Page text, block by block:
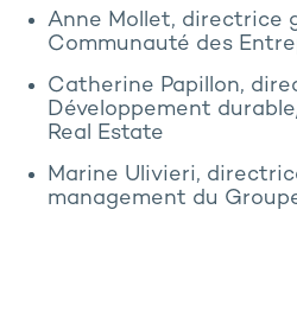
Anne Mollet, directrice
Communauté des
Catherine Papillon,
Développement
Real Estate
Marine Ulivieri,
management du